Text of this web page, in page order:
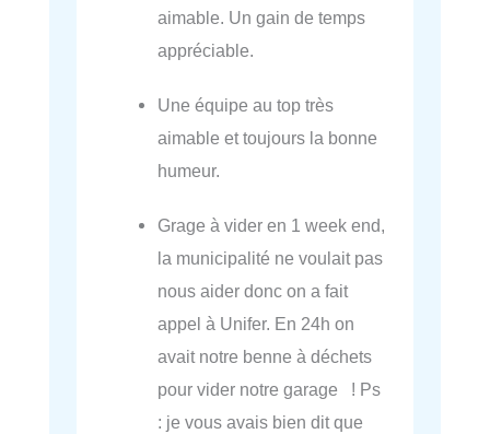
aimable. Un gain de temps
appréciable.
Une équipe au top très
aimable et toujours la bonne
humeur.
Grage à vider en 1 week end,
la municipalité ne voulait pas
nous aider donc on a fait
appel à Unifer. En 24h on
avait notre benne à déchets
pour vider notre garage ! Ps
: je vous avais bien dit que